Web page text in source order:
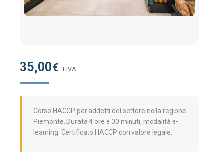
35,00€ + IVA
Corso HACCP per addetti del settore nella regione
Piemonte. Durata 4 ore e 30 minuti, modalità e-
learning. Certificato HACCP con valore legale.